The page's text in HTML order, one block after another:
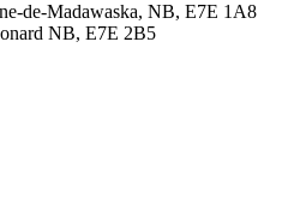
de-Madawaska, NB, E7E 1A8
NB, E7E 2B5